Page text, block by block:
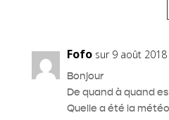
Fofo sur 9 août
Bonjour
De quand à quand
Quelle a été la